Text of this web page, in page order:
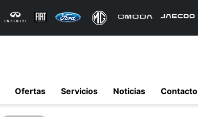
Ofertas Servicios Noticias Contacto